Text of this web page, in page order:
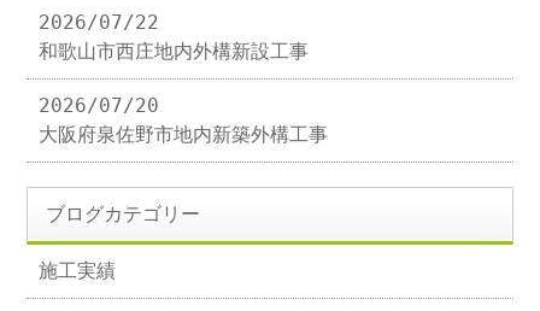
2026/07/22
和歌山市西庄地内外構新設工事
2026/07/20
大阪府泉佐野市地内新築外構工事
ブログカテゴリー
施工実績